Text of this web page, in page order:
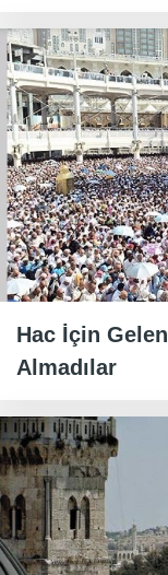
Hac İçin
Almadılar